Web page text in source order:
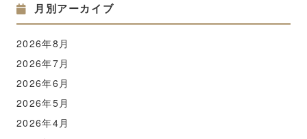
月別アーカイブ
2026年8月
2026年7月
2026年6月
2026年5月
2026年4月